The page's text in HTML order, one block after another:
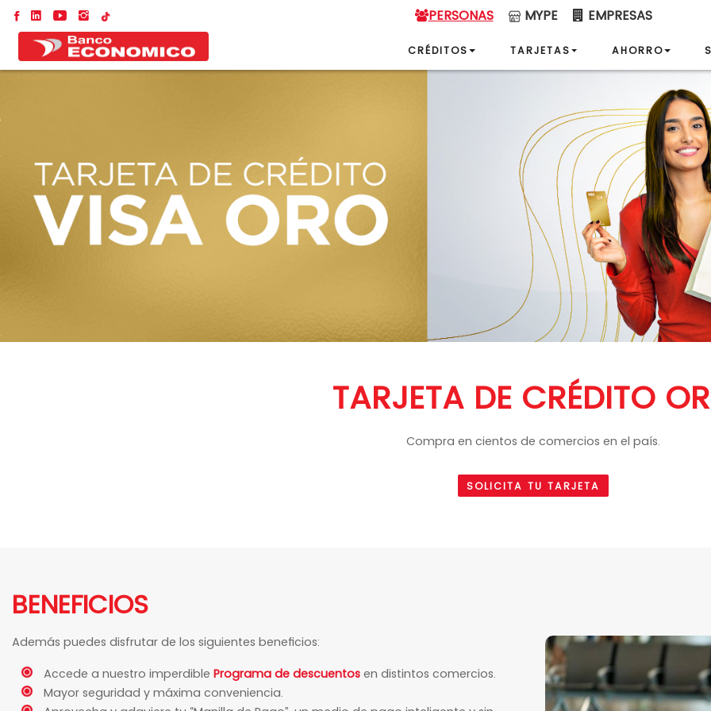
PERSONAS MYPE EMPRESAS
CRÉDITOS TARJETAS AHORRO
TARJETA DE CRÉDITO
Compra en cientos de comercios en el país.
SOLICITA TU TARJETA
BENEFICIOS
Además puedes disfrutar de los siguientes beneficios:
Accede a nuestro imperdible Programa de descuentos en distintos comercios.
Mayor seguridad y máxima conveniencia.